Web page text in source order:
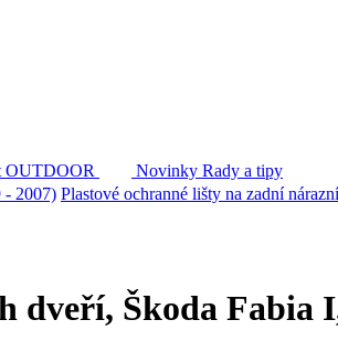
OUTDOOR Novinky Rady a tipy
- 2007) Plastové ochranné lišty na zadní
Škoda Fabia